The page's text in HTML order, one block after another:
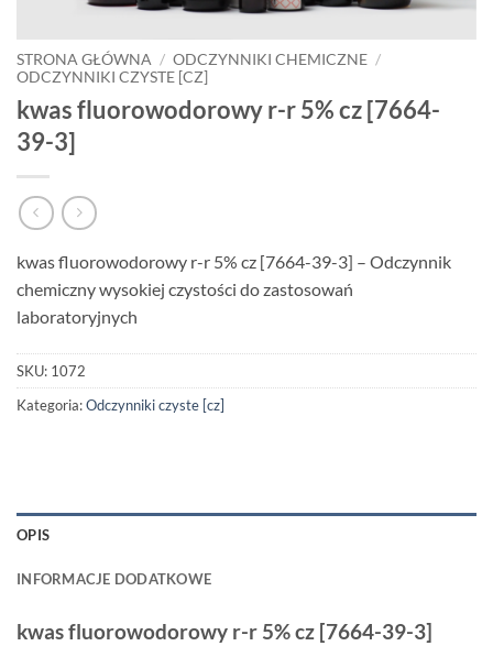
STRONA GŁÓWNA / ODCZYNNIKI CHEMICZNE /
ODCZYNNIKI CZYSTE [CZ]
kwas fluorowodorowy r-r 5% cz [7664-
39-3]
kwas fluorowodorowy r-r 5% cz [7664-39-3] – Odczynnik
chemiczny wysokiej czystości do zastosowań
laboratoryjnych
SKU: 1072
Kategoria:Odczynniki czyste [cz]
OPIS
INFORMACJE DODATKOWE
kwas fluorowodorowy r-r 5% cz [7664-39-3]